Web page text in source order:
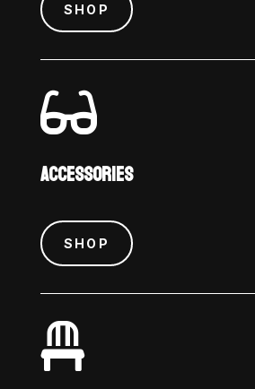
SHOP

ACCESSORIES
SHOP
